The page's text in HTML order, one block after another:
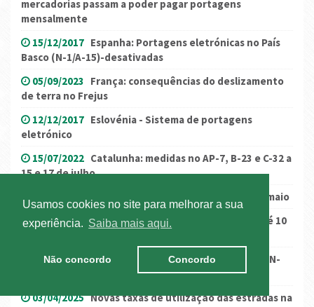
Usamos cookies no site para melhorar a sua
experiência.
Saiba mais aqui.
Não concordo Concordo
mercadorias passam a poder pagar portagens
mensalmente
15/12/2017 Espanha: Portagens eletrónicas no País
Basco (N-1/A-15)-desativadas
05/09/2023 França: consequências do deslizamento
de terra no Frejus
12/12/2017 Eslovénia - Sistema de portagens
eletrónico
15/07/2022 Catalunha: medidas no AP-7, B-23 e C-32 a
15 e 17 de julho
Dinamarca: Risco de bloqueios 15 de maio
04/04/2022
GNR: Operação “ECR Truck & Bus” até 10
14/09/2021 França – proibição de circulação na RN-
03/04/2025 Novas taxas de utilização das estradas na